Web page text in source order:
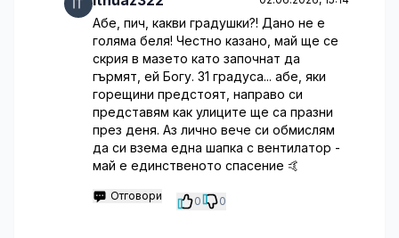
Абе, пич, какви градушки?! Дано не е
голяма беля! Честно казано, май ще се
скрия в мазето като започнат да
гърмят, ей Богу. 31 градуса... абе, яки
горещини предстоят, направо си
представям как улиците ще са празни
през деня. Аз лично вече си обмислям
да си взема една шапка с вентилатор -
май е единственото спасение 🤙
Отговори 0 0